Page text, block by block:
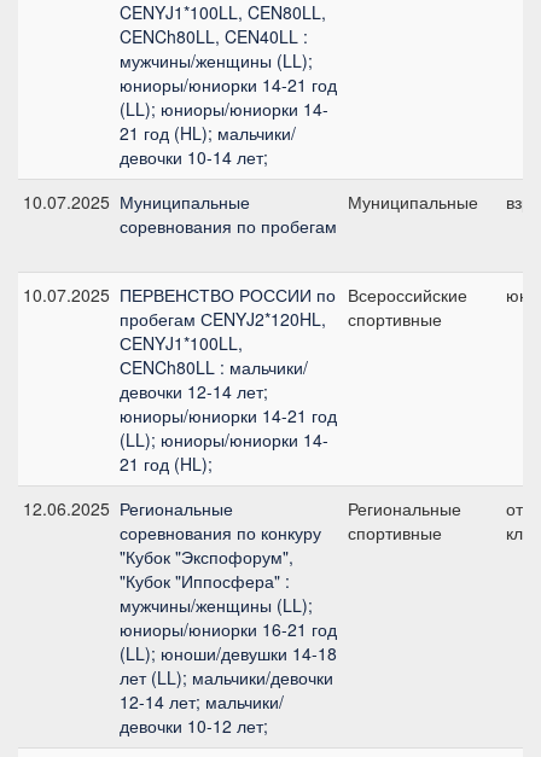
CENYJ1*100LL, CEN80LL,
CENCh80LL, CEN40LL :
мужчины/женщины (LL);
юниоры/юниорки 14-21 год
(LL); юниоры/юниорки 14-
21 год (HL); мальчики/
девочки 10-14 лет;
10.07.2025 Муниципальные
соревнования по пробегам
Муниципальные
10.07.2025 ПЕРВЕНСТВО РОССИИ по
пробегам СENYJ2*120HL,
СENYJ1*100LL,
СENCh80LL : мальчики/
девочки 12-14 лет;
юниоры/юниорки 14-21 год
(LL); юниоры/юниорки 14-
21 год (HL);
Всероссийские
спортивные
12.06.2025 Региональные
соревнования по конкуру
"Кубок "Экспофорум",
"Кубок "Иппосфера" :
мужчины/женщины (LL);
юниоры/юниорки 16-21 год
(LL); юноши/девушки 14-18
лет (LL); мальчики/девочки
12-14 лет; мальчики/
девочки 10-12 лет;
Региональные
спортивные